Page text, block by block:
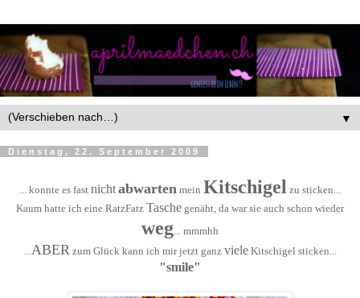
▼
Dienstag, 22. September 2009
... konnte es fast nichtabwarten mein Kitschigel zu sticken...
Kaum hatte ich eine RatzFatz Tasche genäht, da war sie auch schon wieder
weg... mmmhh
...ABERzum Glück kann ich mir jetzt ganz vieleKitschigel sticken...
"smile"